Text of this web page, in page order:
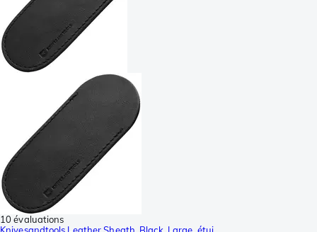
10 évaluations
Knivesandtools Leather Sheath, Black, Large, étui